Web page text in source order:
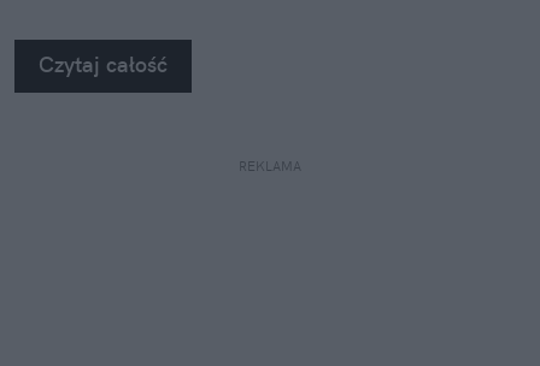
Czytaj całość
REKLAMA